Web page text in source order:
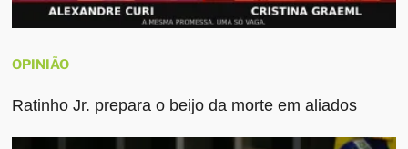
OPINIÃO
Ratinho Jr. prepara o beijo da morte em aliados